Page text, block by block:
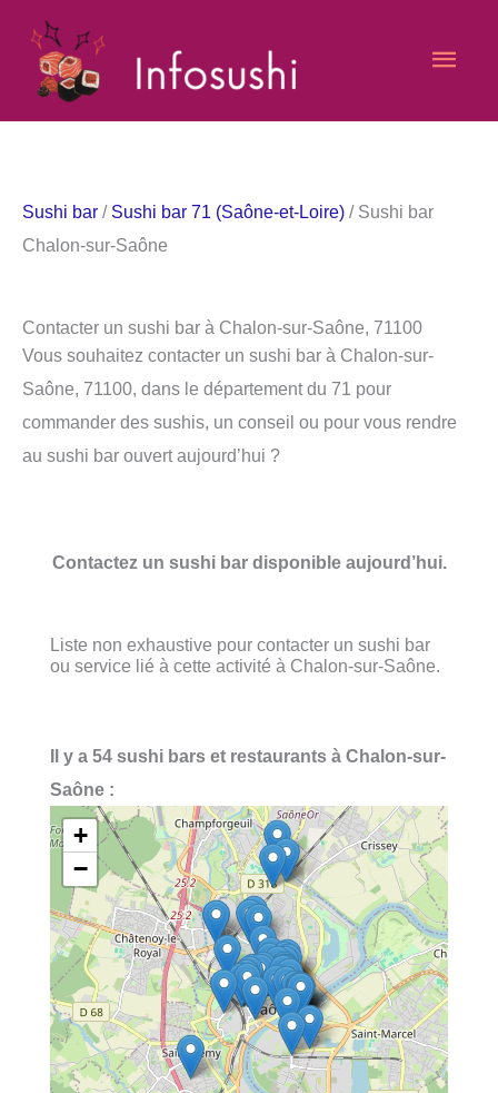
contenu
Sushi bar / Sushi bar 71 (Saône-et-Loire) / Sushi bar
Chalon-sur-Saône
Contacter un sushi bar à Chalon-sur-Saône, 71100
Vous souhaitez contacter un sushi bar à Chalon-sur-
Saône, 71100, dans le département du 71 pour
commander des sushis, un conseil ou pour vous rendre
au sushi bar ouvert aujourd’hui ?
Contactez un sushi bar disponible aujourd’hui.
Liste non exhaustive pour contacter un sushi bar
ou service lié à cette activité à Chalon-sur-Saône.
Il y a 54 sushi bars et restaurants à Chalon-sur-
Saône :
+
−